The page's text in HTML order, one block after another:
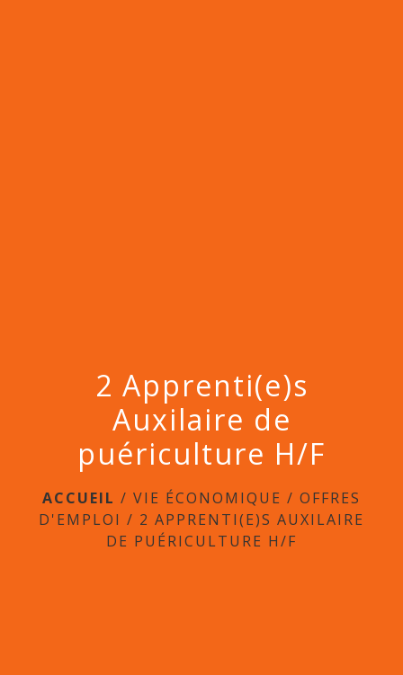
2 Apprenti(e)s
Auxilaire de
puériculture H/F
ACCUEIL / VIE ÉCONOMIQUE / OFFRES
D'EMPLOI / 2 APPRENTI(E)S AUXILAIRE
DE PUÉRICULTURE H/F